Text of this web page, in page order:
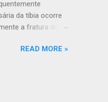
da tíbia ocorre
a fratura dos
fíbula. A tíbia é o
estável da tíbia
READ MORE »